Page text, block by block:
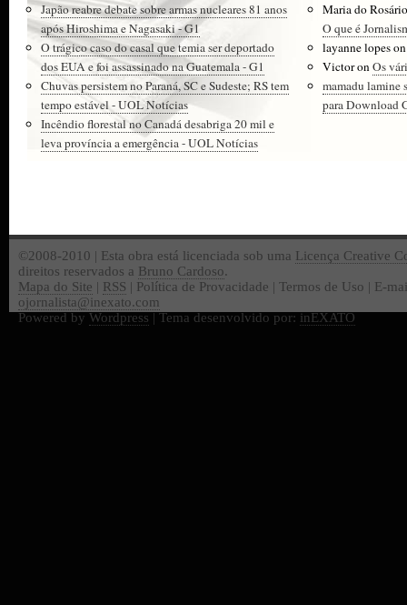
Japão reabre debate sobre armas nucleares 81 anos
após Hiroshima e Nagasaki - G1
O trágico caso do casal que temia ser deportado
dos EUA e foi assassinado na Guatemala - G1
Chuvas persistem no Paraná, SC e Sudeste; RS tem
tempo estável - UOL Notícias
Incêndio florestal no Canadá desabriga 20 mil e
leva província a emergência - UOL Notícias
Maria do
O que é
layanne lopes
VictoronOs
mamadu lamine
para Download
©2008-2010 | Esta obra está licenciada sob uma Licença Creative
direitos reservados a Bruno Cardoso.
Mapa do Site | RSS | Política de Provacidade | Termos de Uso | E-
ojornalista@inexato.com
Powered by Wordpress | Tema desenvolvido por: inEXATO